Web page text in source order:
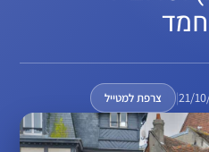
21/
| צרפת למטייל